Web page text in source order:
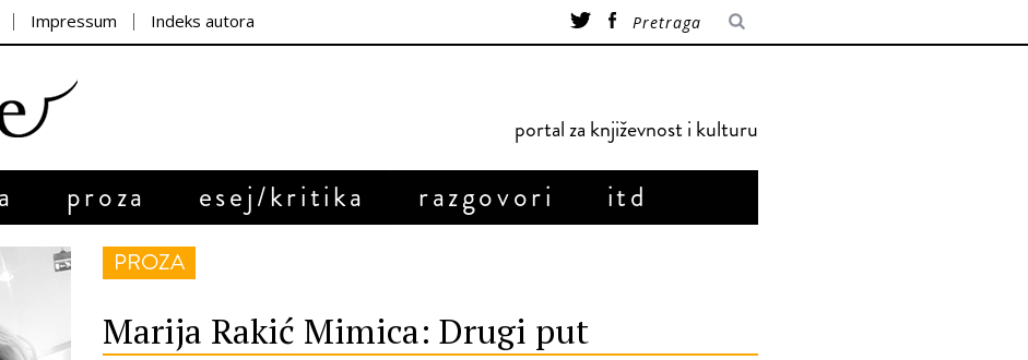
Impressum Indeks autora
portal za književnost i kulturu
proza esej/kritika razgovori itd
PROZA
Marija Rakić Mimica: Drugi put